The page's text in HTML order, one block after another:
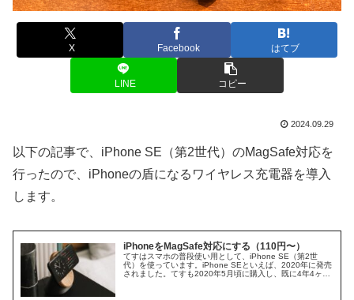
X Facebook はてブ
LINE コピー
2024.09.29
以下の記事で、iPhone SE（第2世代）のMagSafe対応を
行ったので、iPhoneの盾になるワイヤレス充電器を導入
します。
iPhoneをMagSafe対応にする（110円〜）
てすはスマホの普段使い用として、iPhone SE（第2世
代）を使っています。iPhone SEといえば、2020年に発売
されました。てすも2020年5月頃に購入し、既に4年4ヶ月